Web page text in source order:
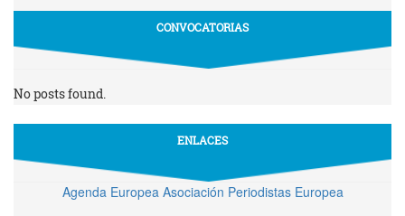
CONVOCATORIAS
No posts found.
ENLACES
Agenda Europea Asociación Periodistas Europea